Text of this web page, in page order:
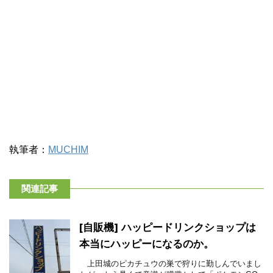
執筆者： MUCHIM
関連記事
[自販機] ハッピードリンクショップは
本当にハッピーになるのか。
上田城のピカチュウの巣で狩りに勤しんでいまし